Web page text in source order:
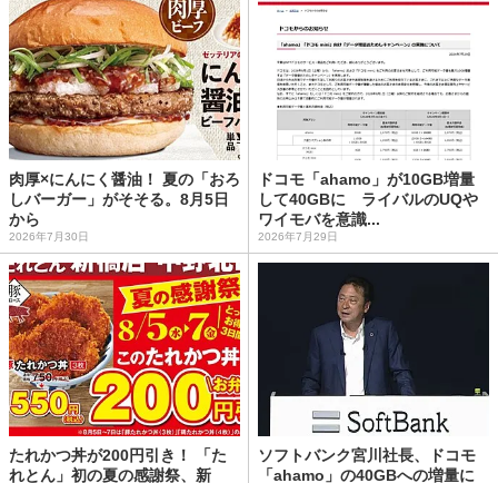
肉厚×にんにく醤油！ 夏の「おろ
しバーガー」がそそる。8月5日
から
2026年7月30日
ドコモ「ahamo」が10GB増量
して40GBに ライバルのUQや
ワイモバを意識...
2026年7月29日
たれかつ丼が200円引き！ 「た
れとん」初の夏の感謝祭、新
ソフトバンク宮川社長、ドコモ
「ahamo」の40GBへの増量に